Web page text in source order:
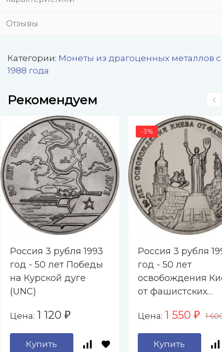
Отзывы
Категории: Монеты из драгоценных металлов с
1988 года
Рекомендуем
Россия 3 рубля 1993
год - 50 лет Победы
на Курской дуге
(UNC)
Цена: 1 120 ₽
Купить
-3%
Россия 3 рубля
год - 50 лет
освобождения
от фашистских
Цена: 1 550 ₽ 1
Купить